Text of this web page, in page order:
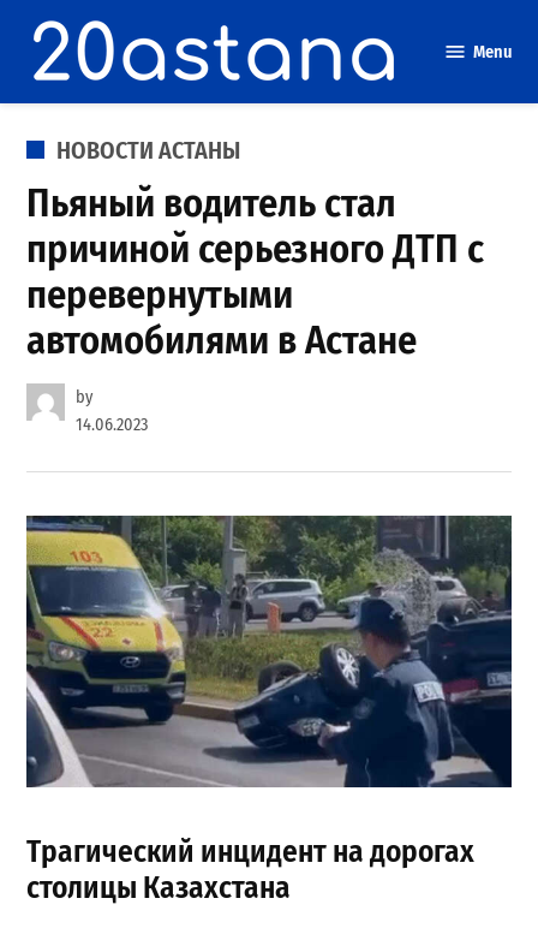
content
Menu
POSTED
НОВОСТИ АСТАНЫ
Пьяный водитель стал
причиной серьезного ДТП с
перевернутыми
автомобилями в Астане
by
14.06.2023
Трагический инцидент на дорогах
столицы Казахстана